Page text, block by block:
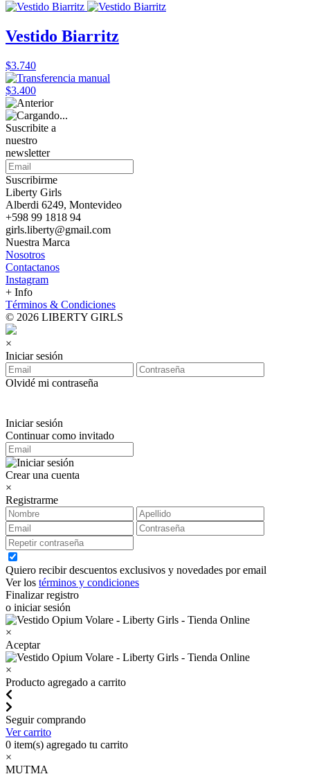
Vestido Biarritz
$3.740
$3.400
Suscribite a
nuestro
newsletter
Suscribirme
Liberty Girls
Alberdi 6249, Montevideo
+598 99 1818 94
girls.liberty@gmail.com
Nuestra Marca
Nosotros
Contactanos
Instagram
+ Info
Términos & Condiciones
© 2026 LIBERTY GIRLS
×
Iniciar sesión
Olvidé mi contraseña
Iniciar sesión
Continuar como invitado
Crear una cuenta
×
Registrarme
Quiero recibir descuentos exclusivos y novedades por email
Ver los términos y condiciones
Finalizar registro
o iniciar sesión
×
Aceptar
×
Producto agregado a carrito
Seguir comprando
Ver carrito
0 item(s) agregado tu carrito
×
MUTMA